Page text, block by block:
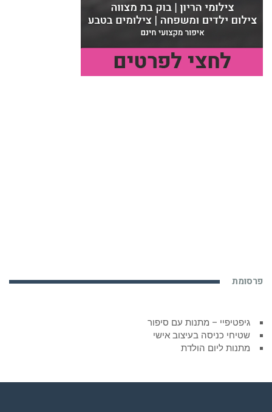
פרסומת
גיפטיפיי – מתנות עם סיפור
שטיחי כניסה בעיצוב אישי
מתנות ליום הולדת